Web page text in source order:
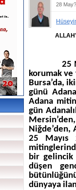
28
25
korumak ve
Bursa’da,
günü
Adana
gün
Niğde’den,
25 Mayıs
bir gelincik
düşen
dünyaya